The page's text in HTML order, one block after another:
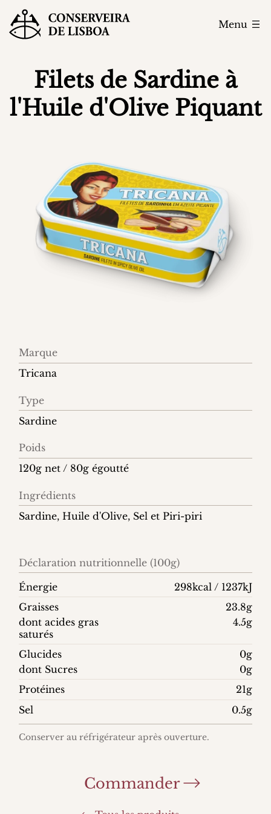
Menu
Filets de Sardine à
l'Huile d'Olive Piquant
Information
produit
Marque
Tricana
Type
Sardine
Poids
120g net / 80g égoutté
Ingrédients
Sardine, Huile d'Olive, Sel et Piri-piri
Déclaration nutritionnelle (100g)
Énergie
298kcal / 1237kJ
Graisses
23.8g
dont acides gras
saturés
4.5g
Glucides
0g
dont Sucres
0g
Protéines
21g
Sel
0.5g
Conserver au réfrigérateur après ouverture.
Commander